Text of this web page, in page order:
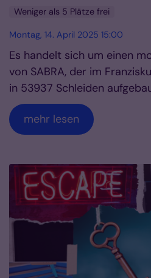
Weniger als 5 Plätze frei
Montag, 14. April 2025 15:00
Es handelt sich um einen
von SABRA, der im
in 53937 Schleiden
mehr lesen